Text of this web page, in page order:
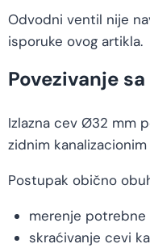
Odvodni ventil nije
isporuke ovog artikla.
Povezivanje
Izlazna cev Ø32 mm
zidnim
Postupak obično
merenje potrebne
skraćivanje cevi